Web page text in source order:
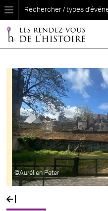
Aller au contenu principal
©Aurélien Peter